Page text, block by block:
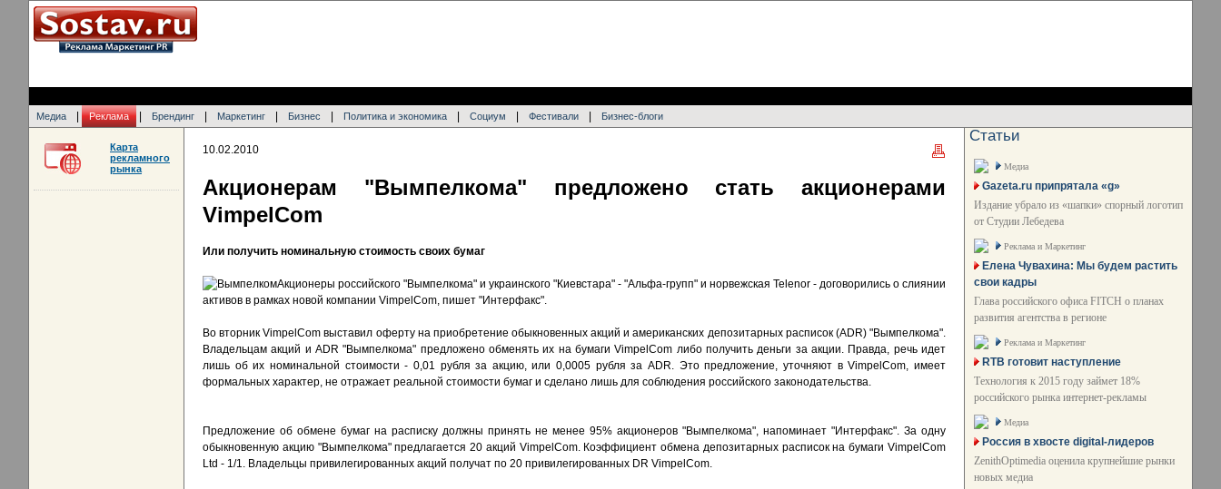
Медиа Реклама Брендинг Маркетинг Бизнес Политика и экономика Социум Фестивали Бизнес-блоги
10.02.2010
Акционерам "Вымпелкома" предложено стать акционерами
VimpelCom
Или получить номинальную стоимость своих бумаг
Акционеры российского "Вымпелкома" и украинского "Киевстара" - "Альфа-групп" и норвежская Telenor - договорились о слиянии
активов в рамках новой компании VimpelCom, пишет "Интерфакс".
Во вторник VimpelCom выставил оферту на приобретение обыкновенных акций и американских депозитарных расписок (ADR) "Вымпелкома".
Владельцам акций и ADR "Вымпелкома" предложено обменять их на бумаги VimpelCom либо получить деньги за акции. Правда, речь идет
лишь об их номинальной стоимости - 0,01 рубля за акцию, или 0,0005 рубля за ADR. Это предложение, уточняют в VimpelCom, имеет
формальных характер, не отражает реальной стоимости бумаг и сделано лишь для соблюдения российского законодательства.
Предложение об обмене бумаг на расписку должны принять не менее 95% акционеров "Вымпелкома", напоминает "Интерфакс". За одну
обыкновенную акцию "Вымпелкома" предлагается 20 акций VimpelCom. Коэффициент обмена депозитарных расписок на бумаги VimpelCom
Ltd - 1/1. Владельцы привилегированных акций получат по 20 привилегированных DR VimpelCom.
Карта
рекламного
рынка
Статьи
Медиа
Gazeta.ru припрятала «g»
Издание убрало из «шапки» спорный логотип
от Студии Лебедева
Реклама и Маркетинг
Елена Чувахина: Мы будем растить
свои кадры
Глава российского офиса FITCH о планах
развития агентства в регионе
Реклама и Маркетинг
RTB готовит наступление
Технология к 2015 году займет 18%
российского рынка интернет-рекламы
Медиа
Россия в хвосте digital-лидеров
ZenithOptimedia оценила крупнейшие рынки
новых медиа